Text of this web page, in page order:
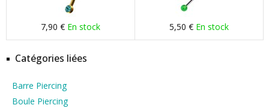
7,90 € En stock 5,50 € En stock
Catégories liées
Barre Piercing
Boule Piercing